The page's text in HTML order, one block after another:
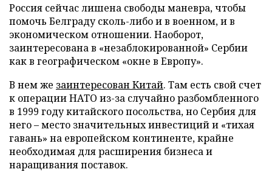
Россия сейчас лишена свободы маневра, чтобы
помочь Белграду сколь-либо и в военном, и в
экономическом отношении. Наоборот,
заинтересована в «незаблокированной» Сербии
как в географическом «окне в Европу».
В нем же заинтересован Китай. Там есть свой счет
к операции НАТО из-за случайно разбомбленного
в 1999 году китайского посольства, но Сербия для
него – место значительных инвестиций и «тихая
гавань» на европейском континенте, крайне
необходимая для расширения бизнеса и
наращивания поставок.